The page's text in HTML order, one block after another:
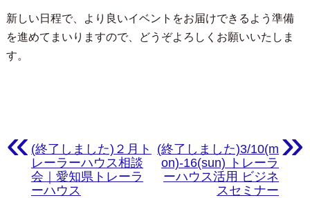
新しい日程で、より良いイベントをお届けできるよう準備
を進めてまいりますので、どうぞよろしくお願いいたしま
す。
« (終了しました)２月ト
レーラーハウス相談
会｜愛知県トレーラ
ーハウス
(終了しました)3/10(m
on)-16(sun) トレーラ
ーハウス活用 ビジネ
スセミナー
»